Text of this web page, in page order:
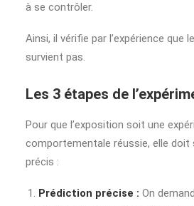
à se contrôler.
Ainsi, il vérifie par l’expérience que
survient pas.
Les 3 étapes de
Pour que l’exposition soit une
comportementale réussie, elle doit
précis :
Prédiction précise : On